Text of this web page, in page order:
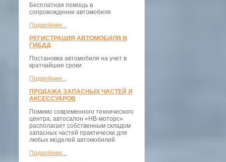
Бесплатная помощь в
сопровождении автомобиля
Подробнее...
РЕГИСТРАЦИЯ АВТОМОБИЛЯ В
ГИБДД
Постановка автомобиля на учет в
кратчайшие сроки
Подробнее...
ПРОДАЖА ЗАПАСНЫХ ЧАСТЕЙ И
АКСЕССУАРОВ
Помимо современного технического
центра, автосалон «НВ-моторс»
располагает собственным складом
запасных частей практически для
любых моделей автомобилей.
Подробнее...